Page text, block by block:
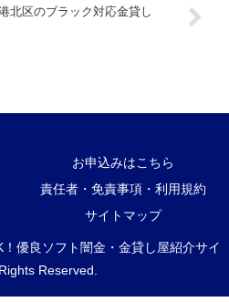
北区のブラック対応金貸し
お申込みはこちら
責任者・免責事項・利用規約
サイトマップ
優良ソフト闇金・金貸し屋紹介サイ
Reserved.